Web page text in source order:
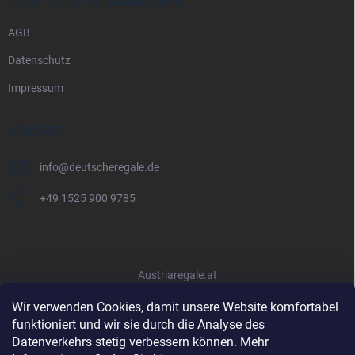
Wir verwenden Cookies, damit unsere Website komfortabel
funktioniert und wir sie durch die Analyse des
Datenverkehrs stetig verbessern können. Mehr
AGB
Datenschutz
Impressum
KONTAKT
info@deutscheregale.de
+49 1525 900 9785
Austriaregale.at